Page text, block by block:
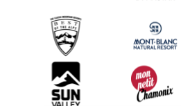
Service groupes et séminaires
Scaricare
Turismo e disabilità